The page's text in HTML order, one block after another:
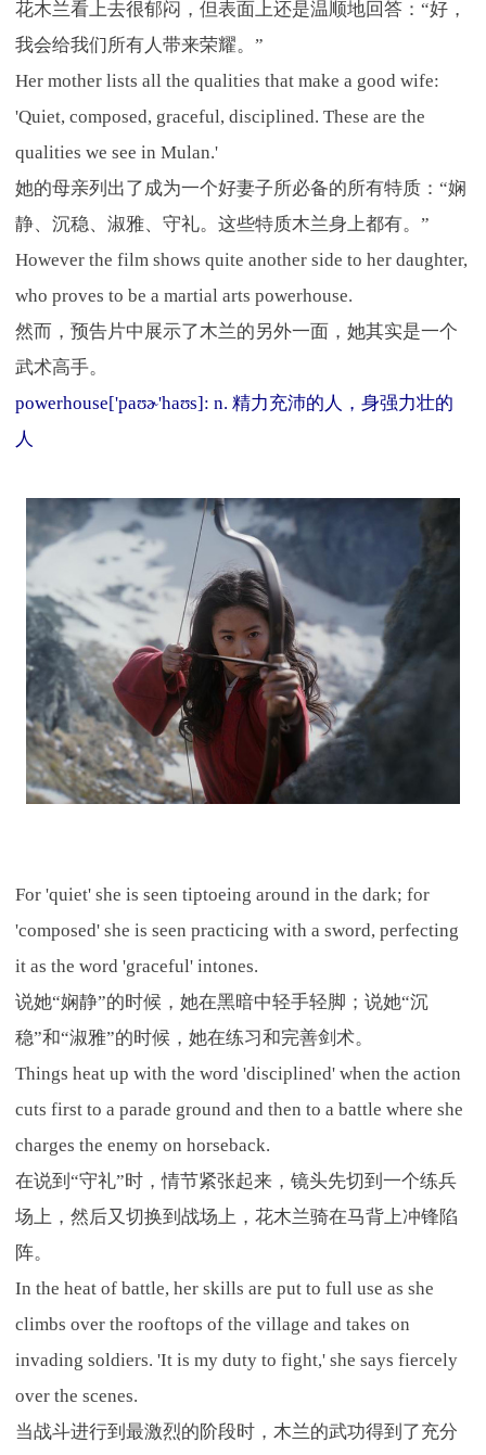
花木兰看上去很郁闷，但表面上还是温顺地回答：“好，
我会给我们所有人带来荣耀。”
Her mother lists all the qualities that make a good wife:
'Quiet, composed, graceful, disciplined. These are the
qualities we see in Mulan.'
她的母亲列出了成为一个好妻子所必备的所有特质：“娴
静、沉稳、淑雅、守礼。这些特质木兰身上都有。”
However the film shows quite another side to her daughter,
who proves to be a martial arts powerhouse.
然而，预告片中展示了木兰的另外一面，她其实是一个
武术高手。
powerhouse['paʊɚ'haʊs]: n. 精力充沛的人，身强力壮的
人
For 'quiet' she is seen tiptoeing around in the dark; for
'composed' she is seen practicing with a sword, perfecting
it as the word 'graceful' intones.
说她“娴静”的时候，她在黑暗中轻手轻脚；说她“沉
稳”和“淑雅”的时候，她在练习和完善剑术。
Things heat up with the word 'disciplined' when the action
cuts first to a parade ground and then to a battle where she
charges the enemy on horseback.
在说到“守礼”时，情节紧张起来，镜头先切到一个练兵
场上，然后又切换到战场上，花木兰骑在马背上冲锋陷
阵。
In the heat of battle, her skills are put to full use as she
climbs over the rooftops of the village and takes on
invading soldiers. 'It is my duty to fight,' she says fiercely
over the scenes.
当战斗进行到最激烈的阶段时，木兰的武功得到了充分